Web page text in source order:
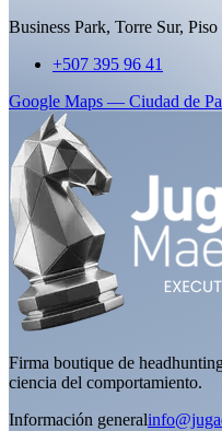
Business Park, Torre Sur,
+507 395 96 41
Google Maps — Ciudad de
Firma boutique de
ciencia del comportamiento.
Información general